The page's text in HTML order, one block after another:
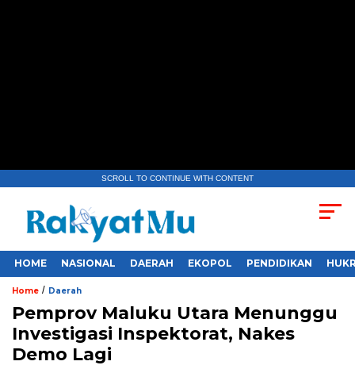
SCROLL TO CONTINUE WITH CONTENT
HOME NASIONAL DAERAH EKOPOL PENDIDIKAN
Home / Daerah
Pemprov Maluku Utara Menunggu
Investigasi Inspektorat, Nakes
Demo Lagi